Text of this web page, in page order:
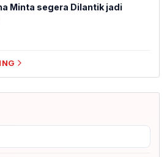
Minta segera Dilantik jadi